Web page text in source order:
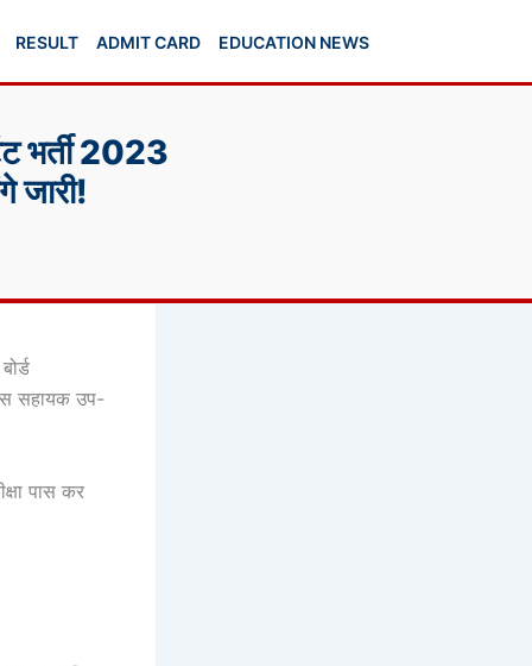
RESULT ADMIT CARD EDUCATION NEWS
भर्ती 2023
जारी!
सहायक उप-
पास कर